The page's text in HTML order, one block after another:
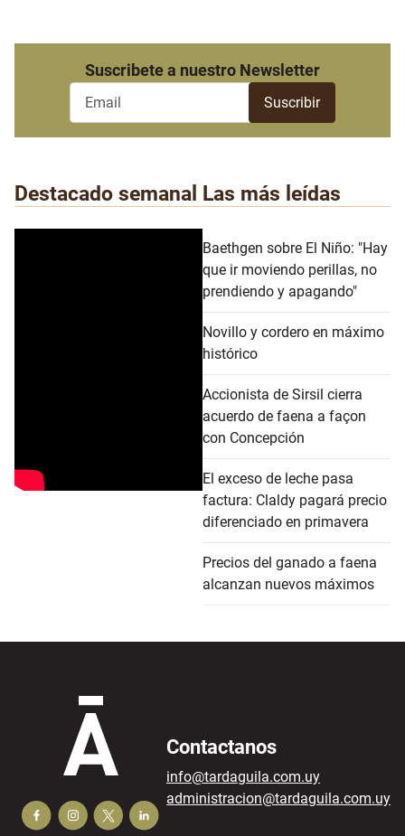
Suscribete a nuestro Newsletter
Destacado semanal Las más leídas
Baethgen sobre El Niño: "Hay
que ir moviendo perillas, no
prendiendo y apagando"
Novillo y cordero en máximo
histórico
Accionista de Sirsil cierra
acuerdo de faena a façon
con Concepción
El exceso de leche pasa
factura: Claldy pagará precio
diferenciado en primavera
Precios del ganado a faena
alcanzan nuevos máximos
Contactanos
info@tardaguila.com.uy
administracion@tardaguila.com.uy